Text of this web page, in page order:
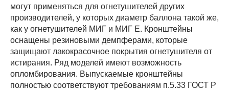
могут применяться для огнетушителей других
производителей, у которых диаметр баллона такой же,
как у огнетушителей МИГ и МИГ Е. Кронштейны
оснащены резиновыми демпферами, которые
защищают лакокрасочное покрытия огнетушителя от
истирания. Ряд моделей имеют возможность
опломбирования. Выпускаемые кронштейны
полностью соответствуют требованиям п.5.33 ГОСТ Р